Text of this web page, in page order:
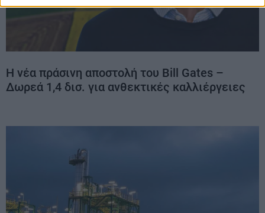
Η νέα πράσινη αποστολή του Bill Gates –
Δωρεά 1,4 δισ. για ανθεκτικές καλλιέργειες